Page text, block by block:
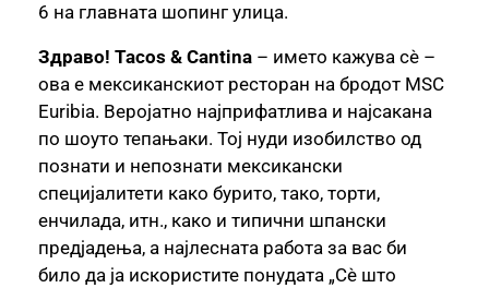
6 на главната шопинг улица.
Здраво! Tacos & Cantina – името кажува сè –
ова е мексиканскиот ресторан на бродот MSC
Euribia. Веројатно најприфатлива и најсакана
по шоуто тепањаки. Тој нуди изобилство од
познати и непознати мексикански
специјалитети како бурито, тако, торти,
енчилада, итн., како и типични шпански
предјадења, а најлесната работа за вас би
било да ја искористите понудата „Сè што